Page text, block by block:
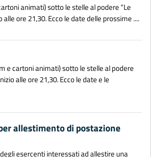
animati) sotto le stelle al podere “Le
ore 21,30. Ecco le date delle prossime ....
e cartoni animati) sotto le stelle al podere
alle ore 21,30. Ecco le date e le
allestimento di postazione
esercenti interessati ad allestire una